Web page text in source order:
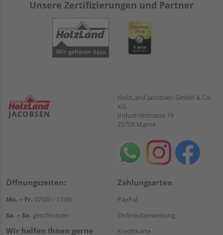
Unsere Zertifizierungen und Partner
HolzLand Jacobsen GmbH & Co.
KG
Industriestrasse 19
25709 Marne
Öffnungszeiten:
Mo. – Fr. 07:00 – 17:00
Sa. – So. geschlossen
Wir helfen Ihnen gerne
Zahlungsarten
PayPal
Onlineüberweisung
Kreditkarte